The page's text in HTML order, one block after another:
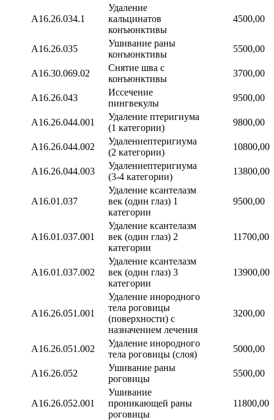
А16.26.034.1
Удаление
кальцинатов
конъюнктивы
4500,00
А16.26.035
Ушивание раны
конъюнктивы
5500,00
A16.30.069.02
Снятие шва с
конъюнктивы
3700,00
А16.26.043
Иссечение
пингвекулы
9500,00
А16.26.044.001
Удаление птеригиума
(1 категории)
9800,00
А16.26.044.002
Удалениептеригиума
(2 категории)
10800,00
А16.26.044.003
Удалениептеригиума
(3-4 категории)
13800,00
A16.01.037
Удаление ксантелазм
век (один глаз) 1
категории
9500,00
A16.01.037.001
Удаление ксантелазм
век (один глаз) 2
категории
11700,00
A16.01.037.002
Удаление ксантелазм
век (один глаз) 3
категории
13900,00
А16.26.051.001
Удаление инородного
тела роговицы
(поверхности) с
назначением лечения
3200,00
А16.26.051.002
Удаление инородного
тела роговицы (слоя)
5000,00
А16.26.052
Ушивание раны
роговицы
5500,00
А16.26.052.001
Ушивание
проникающей раны
роговицы
11800,00